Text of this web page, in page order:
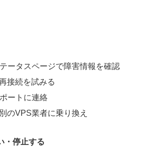
ータスページで障害情報を確認
接続を試みる
ートに連絡
のVPS業者に乗り換え
・停止する